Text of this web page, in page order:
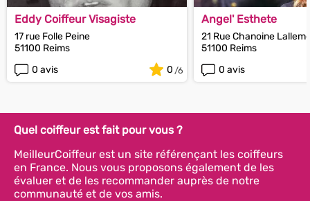
Eddy Coiffeur Visagiste
17 rue Folle Peine
51100 Reims
0 avis
0
Angel' Esthete
21 Rue Chanoine
51100 Reims
0 avis
Quel coiffeur est fait pour vous ?
MeilleurCoiffeur est un site référençant les coiffeurs
en France. Nous vous proposons également de les
évaluer et de les recommander auprès de notre
communauté et de vos amis.